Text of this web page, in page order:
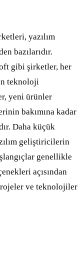
yazılım
bazılarıdır.
gibi şirketler, her
teknoloji
yeni ürünler
bakımına kadar
Daha küçük
geliştiricilerin
genellikle
açısından
ve teknolojiler